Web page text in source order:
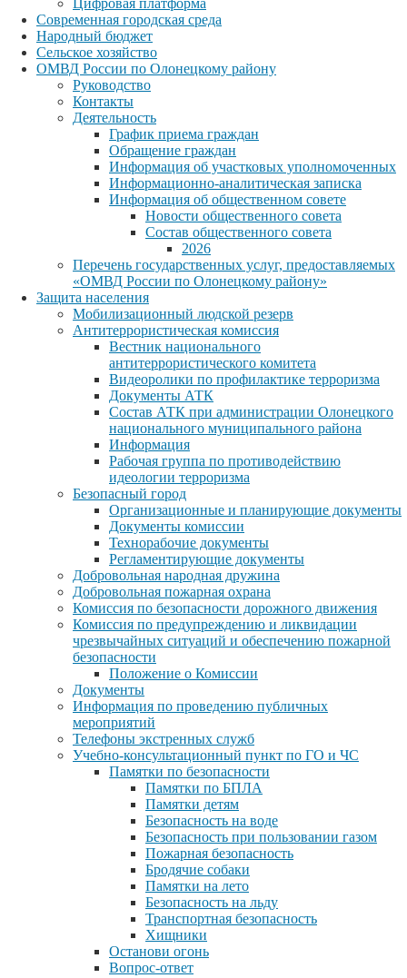
Современная городская среда
Народный бюджет
Сельское хозяйство
ОМВД России по Олонецкому району
Руководство
Контакты
Деятельность
График приема граждан
Обращение граждан
Информация об участковых уполномоченных
Информационно-аналитическая записка
Информация об общественном совете
Новости общественного совета
Состав общественного совета
2026
Перечень государственных услуг, предоставляемых
«ОМВД России по Олонецкому району»
Защита населения
Мобилизационный людской резерв
Антитеррористическая комиссия
Вестник национального
антитеррористического комитета
Видеоролики по профилактике терроризма
Документы АТК
Состав АТК при администрации Олонецкого
национального муниципального района
Информация
Рабочая группа по противодействию
идеологии терроризма
Безопасный город
Организационные и планирующие документы
Документы комиссии
Технорабочие документы
Регламентирующие документы
Добровольная народная дружина
Добровольная пожарная охрана
Комиссия по безопасности дорожного движения
Комиссия по предупреждению и ликвидации
чрезвычайных ситуаций и обеспечению пожарной
безопасности
Положение о Комиссии
Документы
Информация по проведению публичных
мероприятий
Телефоны экстренных служб
Учебно-консультационный пункт по ГО и ЧС
Памятки по безопасности
Памятки по БПЛА
Памятки детям
Безопасность на воде
Безопасность при пользовании газом
Пожарная безопасность
Бродячие собаки
Памятки на лето
Безопасность на льду
Транспортная безопасность
Хищники
Останови огонь
Вопрос-ответ